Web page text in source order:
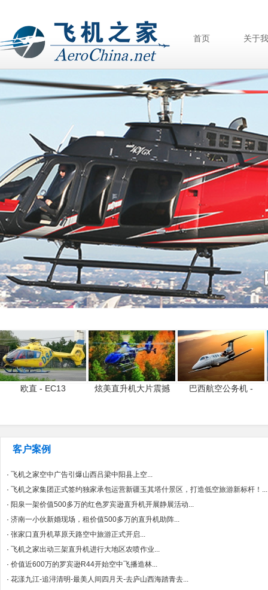
首页 关于
欧直 - EC13 炫美直升机大片震撼 巴西航空公务机 -
客户案例
· 飞机之家空中广告引爆山西吕梁中阳县上空...
· 飞机之家集团正式签约独家承包运营新疆玉其塔什景区，打造低空旅游新标杆！...
· 阳泉一架价值500多万的红色罗宾逊直升机开展静展活动...
· 济南一小伙新婚现场，租价值500多万的直升机助阵...
· 张家口直升机草原天路空中旅游正式开启...
· 飞机之家出动三架直升机进行大地区农喷作业...
· 价值近600万的罗宾逊R44开始空中飞播造林...
· 花漾九江-追浔清明-最美人间四月天-去庐山西海踏青去...